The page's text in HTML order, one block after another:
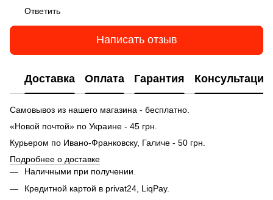
Ответить
Написать отзыв
Доставка Оплата Гарантия Консультация
Самовывоз из нашего магазина - бесплатно.
«Новой почтой» по Украине - 45 грн.
Курьером по Ивано-Франковску, Галиче - 50 грн.
Подробнее о доставке
Наличными при получении.
Кредитной картой в privat24, LiqPay.